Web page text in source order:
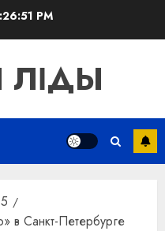
PM
ЛІДЫ
в Санкт-Петербурге